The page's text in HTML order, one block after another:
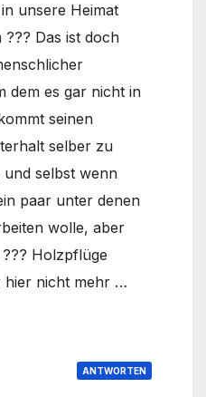
unsere Heimat
??? Das ist doch
dem es gar nicht in
seinen
selber zu
und selbst wenn
paar unter denen
wolle, aber
Holzpflüge
hier nicht mehr …
ANTWORTEN